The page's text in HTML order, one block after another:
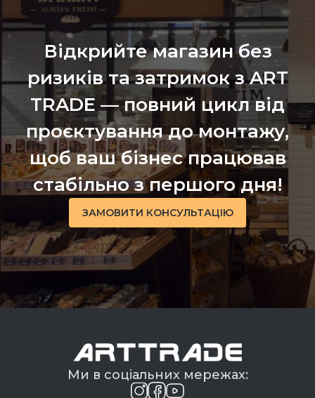
Відкрийте магазин без
ризиків та затримок з ART
TRADE — повний цикл від
проєктування до монтажу,
щоб ваш бізнес працював
стабільно з першого дня!
ЗАМОВИТИ КОНСУЛЬТАЦІЮ
Ми в соціальних мережах: